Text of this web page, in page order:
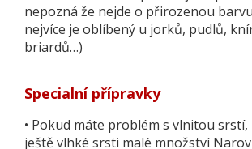
nepozná že nejde o přirozenou
nejvíce je oblíbený u jorků, pudlů,
briardů…)
Specialní přípravky
• Pokud máte problém s vlnitou
ještě vlhké srsti malé množství